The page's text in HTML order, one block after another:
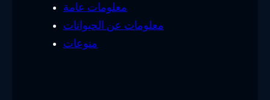
معلومات عامة
معلومات عن الحيوانات
منوعات